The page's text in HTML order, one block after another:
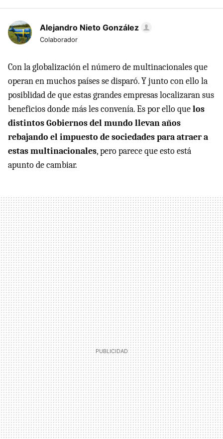
Alejandro Nieto González
Colaborador
Con la globalización el número de multinacionales que
operan en muchos países se disparó. Y junto con ello la
posiblidad de que estas grandes empresas localizaran sus
beneficios donde más les convenía. Es por ello quelos
distintos Gobiernos del mundo llevan años
rebajando el impuesto de sociedades para atraer a
estas multinacionales, pero parece que esto está
apunto de cambiar.